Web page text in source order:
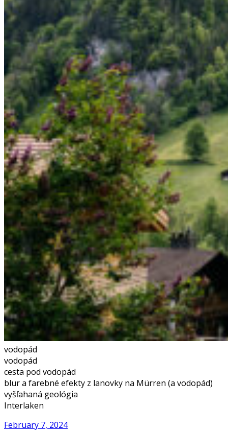
vodopád
vodopád
cesta pod vodopád
blur a farebné efekty z lanovky na Mürren (a vodopád)
vyšľahaná geológia
Interlaken
February 7, 2024